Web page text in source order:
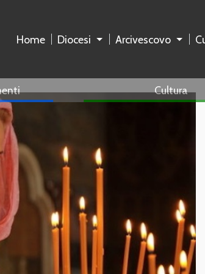
Home Diocesi Arcivescovo
Cultura